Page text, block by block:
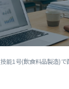
能1号(飲食料品製造)で